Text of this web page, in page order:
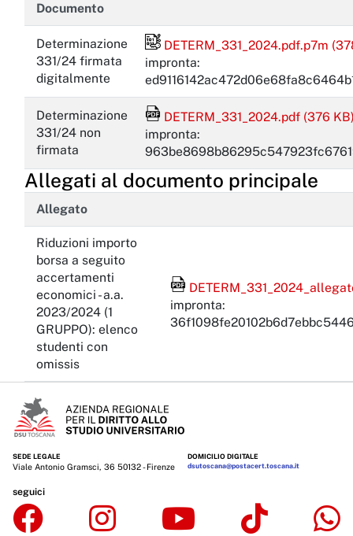
Documento
Determinazione
331/24 firmata
digitalmente
File firmato digitalmente
DETERM_331_2024.pdf.p7m
impronta:
Determinazione
331/24 non
firmata
File Acrobat Reader
DETERM_331_2024.pdf (376
impronta:
Allegati al documento principale
Allegato
Riduzioni importo
borsa a seguito
accertamenti
economici - a.a.
2023/2024 (1
GRUPPO): elenco
studenti con
omissis
File Acrobat Reader
impronta:
SEDE LEGALE
Viale Antonio Gramsci, 36 50132 - Firenze
DOMICILIO DIGITALE
dsutoscana@postacert.toscana.it
seguici